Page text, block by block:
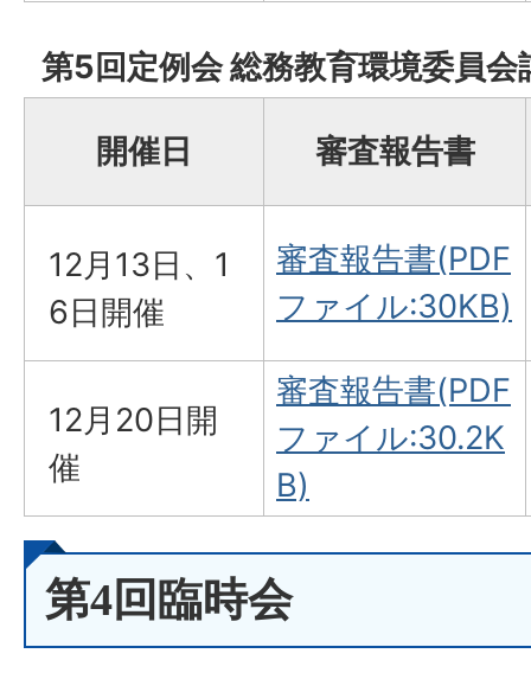
第5回定例会 総務教育環境委員会
開催日 審査報告書
12月13日、1
6日開催
審査報告書(PDF
ファイル:30KB)
12月20日開
催
審査報告書(PDF
ファイル:30.2K
B)
第4回臨時会